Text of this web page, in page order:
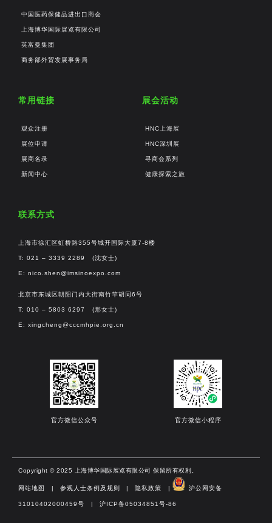
中国医药保健品进出口商会
上海博华国际展览有限公司
英富曼集团
商务部外贸发展事务局
常用链接
观众注册
展位申请
展商名录
新闻中心
展会活动
HNC上海展
HNC深圳展
寻商会系列
健康探索之旅
联系方式
上海市徐汇区虹桥路355号城开国际大厦7-8楼
T: 021 – 3339 2289 (沈女士)
E: nico.shen@imsinoexpo.com
北京市东城区朝阳门内大街南竹竿胡同6号
T: 010 – 5803 6297 (邢女士)
E: xingcheng@cccmhpie.org.cn
官方微信公众号 官方微信小程序
Copyright © 2025 上海博华国际展览有限公司 保留所有权利。
网站地图 参观人士条例及规则 隐私政策 沪公网安备
31010402000459号​ | 沪ICP备05034851号-86